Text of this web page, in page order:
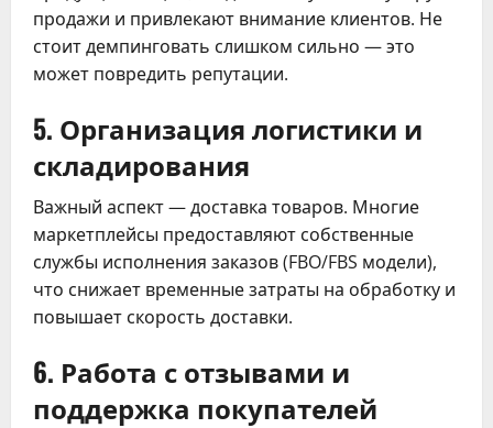
продажи и привлекают внимание клиентов. Не
стоит демпинговать слишком сильно — это
может повредить репутации.
5. Организация логистики и
складирования
Важный аспект — доставка товаров. Многие
маркетплейсы предоставляют собственные
службы исполнения заказов (FBO/FBS модели),
что снижает временные затраты на обработку и
повышает скорость доставки.
6. Работа с отзывами и
поддержка покупателей